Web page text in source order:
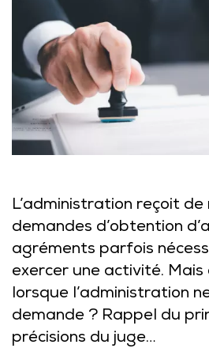
L’administration reçoit
demandes d’obtention
agréments parfois
exercer une activité.
lorsque l’administration
demande ? Rappel du
précisions du juge…